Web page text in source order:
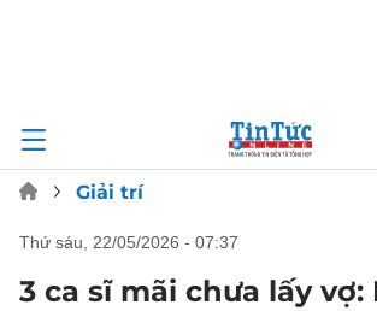
Giải trí
thứ sáu, 22/05/2026 - 07:37
3 ca sĩ mãi chưa lấy vợ: